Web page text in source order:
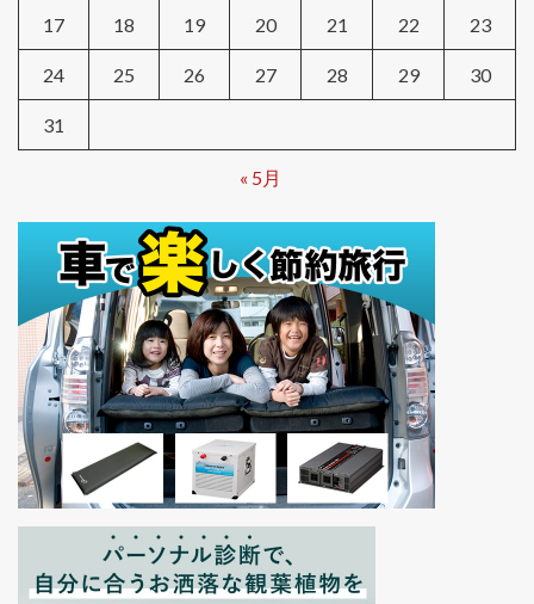
17 18 19 20 21 22 23
24 25 26 27 28 29 30
31
« 5月